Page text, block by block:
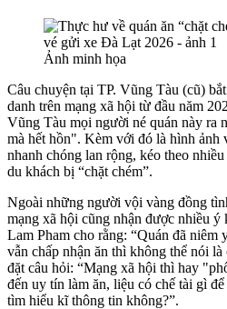
Ảnh minh họa
Câu chuyện tại TP. Vũng Tàu (cũ)
danh trên mạng xã hội từ đầu năm
Vũng Tàu mọi người né quán này ra
mà hết hồn". Kèm với đó là hình ảnh
nhanh chóng lan rộng, kéo theo
du khách bị “chặt chém”.
Ngoài những người vội vàng đồng
mạng xã hội cũng nhận được nhiều ý
Lam Pham cho rằng: “Quán đã niêm
vẫn chấp nhận ăn thì không thể nói
đặt câu hỏi: “Mạng xã hội thì hay
đến uy tín làm ăn, liệu có chế tài gì
tìm hiểu kĩ thông tin không?”.